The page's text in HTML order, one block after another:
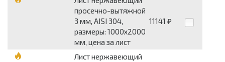
просечно-вытяжной
3 мм, AISI 304,
размеры: 1000x2000
мм, цена за лист
11141 ₽
Лист нержавеющий